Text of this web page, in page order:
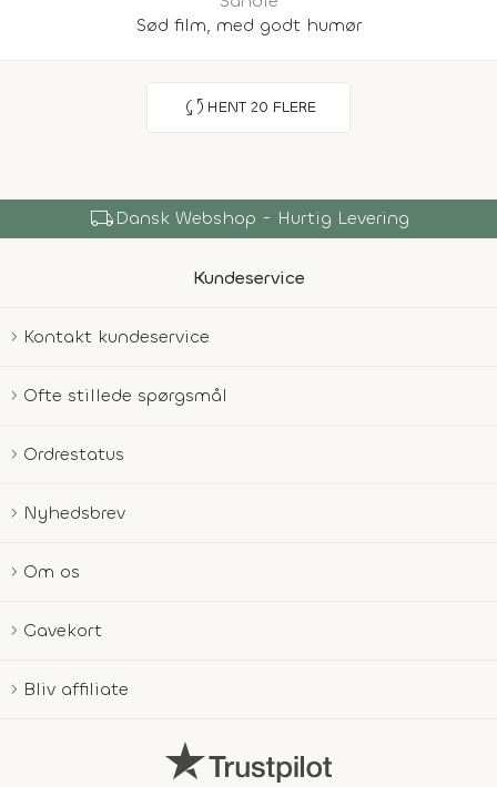
Sød film, med godt humør
sync HENT 20 FLERE
local_shippingDansk Webshop - Hurtig Levering
Kundeservice
Kontakt kundeservice
Ofte stillede spørgsmål
Ordrestatus
Nyhedsbrev
Om os
Gavekort
Bliv affiliate